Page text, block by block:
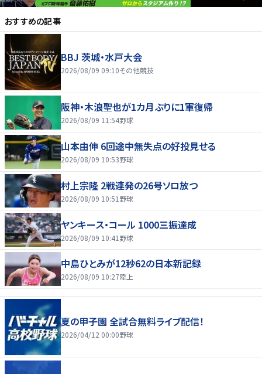
おすすめの記事
BBJ 茨城・水戸大会
2026/08/09 09:10その他競技
阪神・木浪聖也が1カ月ぶりに1軍復帰
2026/08/09 11:54野球
山本由伸 6回途中無失点の好投見せる
2026/08/09 10:53野球
村上宗隆 2戦連発の26号ソロ放つ
2026/08/09 10:51 野球
ヤンキース・コール 1000三振達成
2026/08/09 10:41 野球
中島ひとみが12秒62の日本新記録
2026/08/09 10:27陸上
夏の甲子園 全試合無料ライブ配信！
2026/04/12 00:00野球